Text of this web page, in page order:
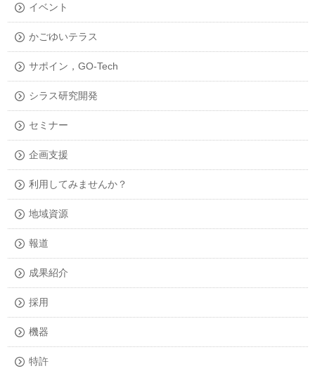
イベント
かごゆいテラス
サポイン，GO-Tech
シラス研究開発
セミナー
企画支援
利用してみませんか？
地域資源
報道
成果紹介
採用
機器
特許